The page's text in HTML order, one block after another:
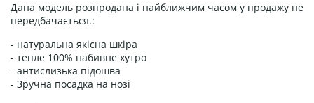
Дана модель розпродана і найближчим часом у продажу не
передбачається.:
- натуральна якісна шкіра
- тепле 100% набивне хутро
- антислизька підошва
- Зручна посадка на нозі